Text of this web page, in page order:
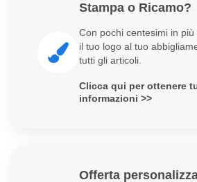
Stampa o Ricamo?
Con pochi centesimi in
il tuo logo al tuo
tutti gli articoli.
Clicca qui per ottenere
informazioni >>
Offerta